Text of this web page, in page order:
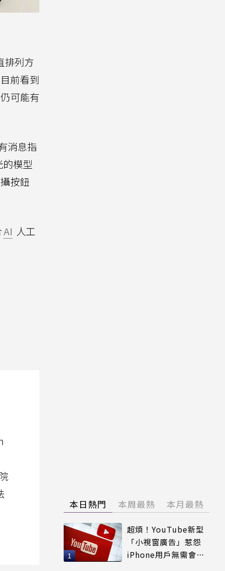
排列方
前看到
可能有
消息指
的模型
按鈕
AI 人工
本日熱門 本周最熱 本月最熱
超煩！YouTube新型
「小視窗廣告」惹怨
iPhone用戶無需會員